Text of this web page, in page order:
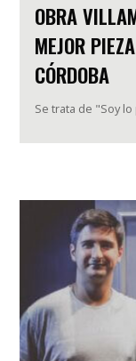
OBRA
MEJOR
CÓRDOBA
Se trata de "Soy